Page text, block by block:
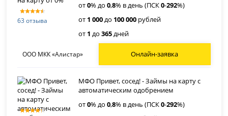
63 отзыва
от0% до0,8% в день (ПСК0-292%)
от 1 000до 100 000 рублей
от 1 до365дней
ООО МКК «Алистар» Онлайн-заявка
МФО Привет, сосед! - Займы на карту с
автоматическим одобрением
от0% до0,8% в день (ПСК0-292%)